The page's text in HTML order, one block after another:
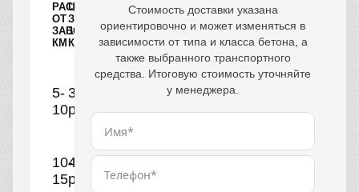
РАССТОЯНИЕ
ОТ
ЗАВОДА,
КМ
ЦЕНА
ЗА
1
КУБ
5-
10
390
руб.
10-
15
440
руб.
Стоимость доставки указана
ориентировочно и может изменяться в
зависимости от типа и класса бетона, а
также выбранного транспортного
средства. Итоговую стоимость уточняйте
у менеджера.